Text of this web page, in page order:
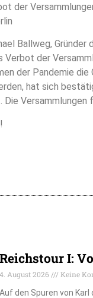
der
Ballweg, Gründer
der
der Pandemie
hat sich
Die Versammlungen
Reichstour I:
4. August 2026
Keine
Auf den Spuren von Karl